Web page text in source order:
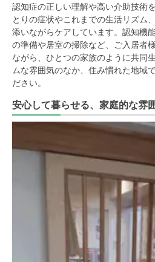
認知症の正しい理解や高い介助技術
とりの症状やこれまでの生活リズム
添いながらケアしています。認知機
の準備や居室の掃除など、ご入居者
ながら、ひとつの家族のように共同
ムな雰囲気のなか、住み慣れた地域
ださい。
安心して暮らせる、家庭的な雰